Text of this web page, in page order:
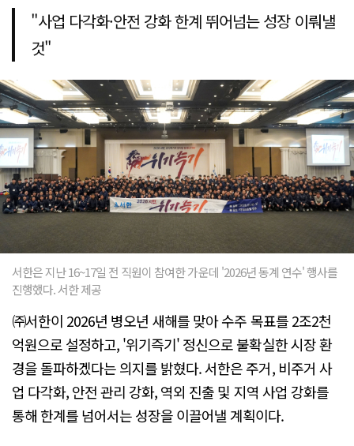
"사업 다각화·안전 강화 한계 뛰어넘는 성장 이뤄낼
것"
서한은 지난 16~17일 전 직원이 참여한 가운데 '2026년 동계 연수' 행사를
진행했다. 서한 제공
㈜서한이 2026년 병오년 새해를 맞아 수주 목표를 2조2천
억원으로 설정하고, '위기즉기' 정신으로 불확실한 시장 환
경을 돌파하겠다는 의지를 밝혔다. 서한은 주거, 비주거 사
업 다각화, 안전 관리 강화, 역외 진출 및 지역 사업 강화를
통해 한계를 넘어서는 성장을 이끌어낼 계획이다.